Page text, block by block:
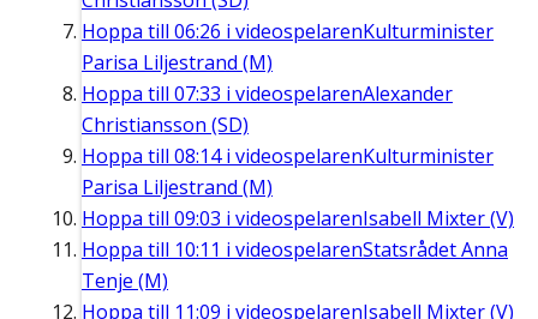
Hoppa till 06:26 i videospelarenKulturminister
Parisa Liljestrand (M)
Hoppa till 07:33 i videospelarenAlexander
Christiansson (SD)
Hoppa till 08:14i videospelarenKulturminister
Parisa Liljestrand (M)
Hoppa till 09:03 i videospelarenIsabell Mixter (V)
Hoppa till 10:11 i videospelarenStatsrådet Anna
Tenje (M)
Hoppa till 11:09 i videospelarenIsabell Mixter (V)